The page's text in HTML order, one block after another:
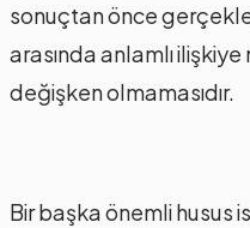
sonuçtan önce
arasında anlamlı
değişken olmamasıdır.
Bir başka önemli husus